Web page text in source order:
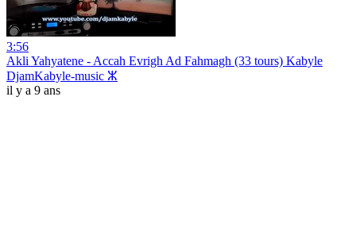
3:56
Akli Yahyatene - Accah Evrigh Ad Fahmagh (33 tours) Kabyle
DjamKabyle-music ⵣ
il y a 9 ans